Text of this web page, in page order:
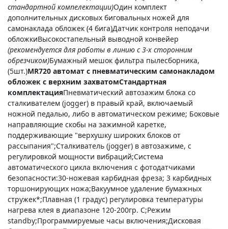
стандартной компелектации)Один комплект
дополнительных дисковых биговальных ножей для
самонаклада обложек (4 бига)Датчик контроля неподачи
обложкиВысокостапельный выводной конвейер
(рекомендуется для работы в линию с 3-х сторонним
обрезчиком)Бумажный мешок фильтра пылесборника,
(5шт.)MR720 автомат c пневматическим самонакладом
обложек с верхним захватомСтандартная
комплектацияПневматический автозажим блока со
сталкивателем (jogger) в правый край, включаемый
ножной педалью, либо в автоматическом режиме; Боковые
направляющие скобы на зажимной каретке,
поддерживающие "верхушку широких блоков от
рассыпания";Сталкиватель (jogger) в автозажиме, с
регулировкой мощности вибраций;Система
автоматического цикла включения с фотодатчиками
безопасности:30-ножевая карбидная фреза; 3 карбидных
торшонирующих ножа;Вакуумное удаление бумажных
стружек*;Плавная (1 градус) регулировка температуры
нагрева клея в диапазоне 120-200гр. С;Режим
standby;Программируемые часы включения;Дисковая